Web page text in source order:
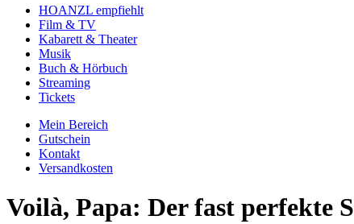
HOANZL empfiehlt
Film & TV
Kabarett & Theater
Musik
Buch & Hörbuch
Streaming
Tickets
Mein Bereich
Gutschein
Kontakt
Versandkosten
Voilà, Papa: Der fast perfekte